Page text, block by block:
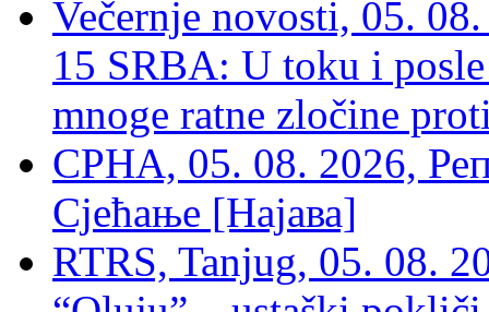
Večernje novosti, 05.
15 SRBA: U toku i
mnoge ratne zločine
СРНА, 05. 08. 2026,
Сјећање [Најава]
RTRS, Tanjug, 05. 08.